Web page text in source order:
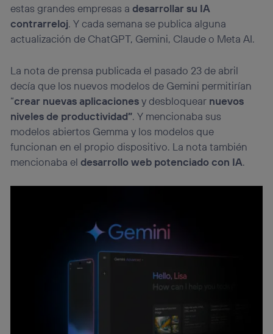
estas grandes empresas adesarrollar su IA
contrarreloj. Y cada semana se publica alguna
actualización de ChatGPT, Gemini, Claude o Meta AI.
La nota de prensa publicada el pasado 23 de abril
decía que los nuevos modelos de Gemini permitirían
“crear nuevas aplicacionesy desbloquear nuevos
niveles de productividad”. Y mencionaba sus
modelos abiertos Gemma y los modelos que
funcionan en el propio dispositivo. La nota también
mencionaba eldesarrollo web potenciado con IA.